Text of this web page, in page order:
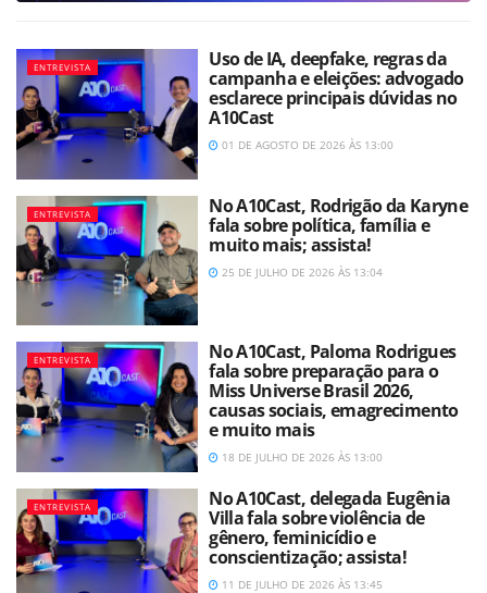
ENTREVISTA
Uso de IA, deepfake, regras da
campanha e eleições: advogado
esclarece principais dúvidas no
A10Cast
01 DE AGOSTO DE 2026 ÀS 13:00
ENTREVISTA
No A10Cast, Rodrigão da Karyne
fala sobre política, família e
muito mais; assista!
25 DE JULHO DE 2026 ÀS 13:04
ENTREVISTA
No A10Cast, Paloma Rodrigues
fala sobre preparação para o
Miss Universe Brasil 2026,
causas sociais, emagrecimento
e muito mais
18 DE JULHO DE 2026 ÀS 13:00
ENTREVISTA
No A10Cast, delegada Eugênia
Villa fala sobre violência de
gênero, feminicídio e
conscientização; assista!
11 DE JULHO DE 2026 ÀS 13:45